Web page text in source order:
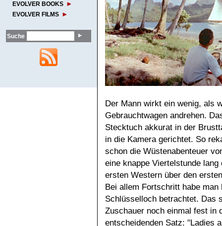
EVOLVER BOOKS
EVOLVER FILMS
Suche
Der Mann wirkt ein wenig, als
Gebrauchtwagen andrehen.
Stecktuch akkurat in der
in die Kamera gerichtet. So
schon die Wüstenabenteuer
eine knappe Viertelstunde
ersten Western über den
Bei allem Fortschritt habe
Schlüsselloch betrachtet. Das
Zuschauer noch einmal fest in
entscheidenden Satz: "Ladies